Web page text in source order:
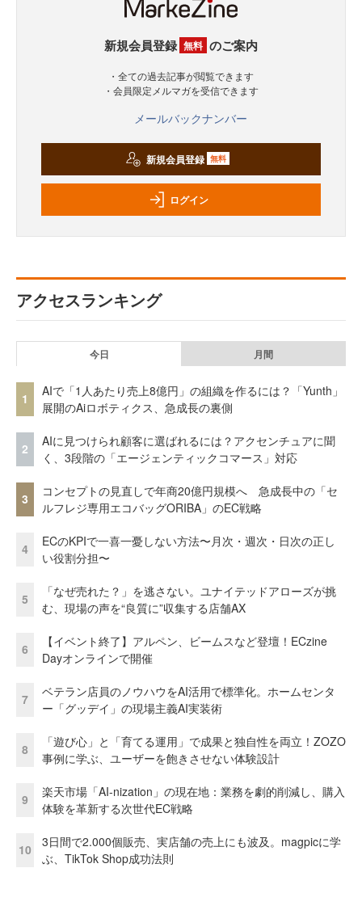
新規会員登録 無料 のご案内
・全ての過去記事が閲覧できます
・会員限定メルマガを受信できます
メールバックナンバー
新規会員登録 無料
ログイン
アクセスランキング
今日 月間
1
AIで「1人あたり売上8億円」の組織を作るには？「Yunth」
展開のAiロボティクス、急成長の裏側
2
AIに見つけられ顧客に選ばれるには？アクセンチュアに聞
く、3段階の「エージェンティックコマース」対応
3
コンセプトの見直しで年商20億円規模へ 急成長中の「セ
ルフレジ専用エコバッグORIBA」のEC戦略
4
ECのKPIで一喜一憂しない方法〜月次・週次・日次の正し
い役割分担〜
5
「なぜ売れた？」を逃さない。ユナイテッドアローズが挑
む、現場の声を“良質に”収集する店舗AX
6
【イベント終了】アルペン、ビームスなど登壇！ECzine
Dayオンラインで開催
7
ベテラン店員のノウハウをAI活用で標準化。ホームセンタ
ー「グッデイ」の現場主義AI実装術
8
「遊び心」と「育てる運用」で成果と独自性を両立！ZOZO
事例に学ぶ、ユーザーを飽きさせない体験設計
9
楽天市場「AI-nization」の現在地：業務を劇的削減し、購入
体験を革新する次世代EC戦略
10
3日間で2.000個販売、実店舗の売上にも波及。magpicに学
ぶ、TikTok Shop成功法則